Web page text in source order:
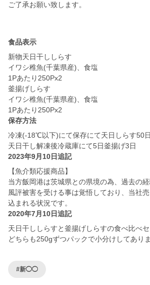
ご了承お願い致します。
食品表示
新物天日干ししらす
イワシ稚魚(千葉県産)、食塩
1Pあたり250Px2
釜揚げしらす
イワシ稚魚(千葉県産)、食塩
保存方法
冷凍(-18℃以下)にて保存にて天日しらす50
天日干し解凍後冷蔵庫にて5日釜揚げ3日
2023年9月10日追記
【魚介類応援商品】
当方飯岡港は茨城県との県境の為、過去の
風評被害を受ける事は覚悟しており、当社
込まれる状況です。
2020年7月10日追記
天日干ししらすと釜揚げしらすの食べ比べセ
どちらも250gずつパックで小分けしてありま
#新◯◯